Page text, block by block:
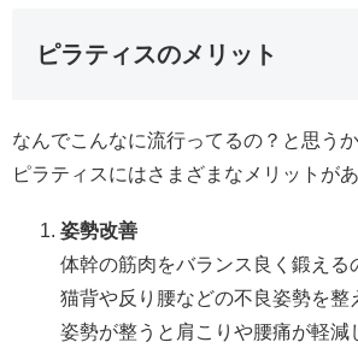
ピラティスのメリット
なんでこんなに流行ってるの？と思う
ピラティスにはさまざまなメリットが
姿勢改善
体幹の筋肉をバランス良く鍛える
猫背や反り腰などの不良姿勢を整
姿勢が整うと肩こりや腰痛が軽減